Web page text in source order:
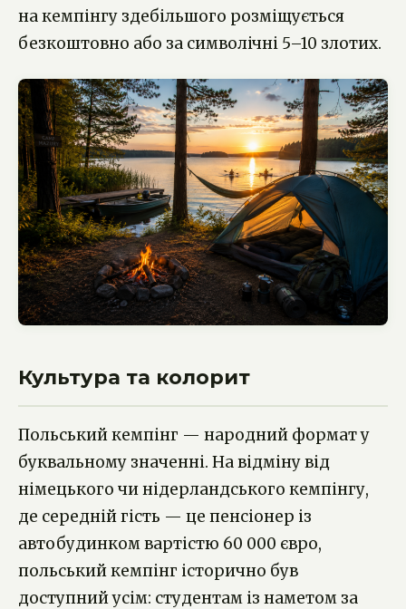
на кемпінгу здебільшого розміщується
безкоштовно або за символічні 5–10 злотих.
Культура та колорит
Польський кемпінг — народний формат у
буквальному значенні. На відміну від
німецького чи нідерландського кемпінгу,
де середній гість — це пенсіонер із
автобудинком вартістю 60 000 євро,
польський кемпінг історично був
доступний усім: студентам із наметом за